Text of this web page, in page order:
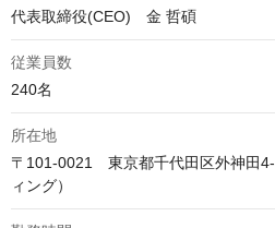
代表取締役(CEO)　金 哲碩
従業員数
240名
所在地
〒101-0021　東京都千代田区外神田